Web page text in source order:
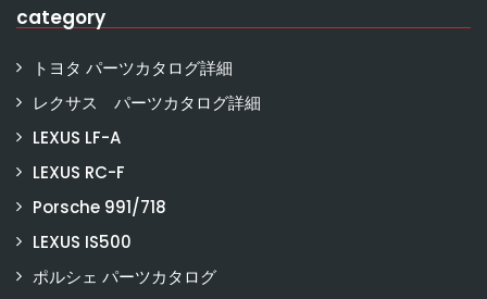
category
トヨタ パーツカタログ詳細
レクサス パーツカタログ詳細
LEXUS LF-A
LEXUS RC-F
Porsche 991/718
LEXUS IS500
ポルシェ パーツカタログ